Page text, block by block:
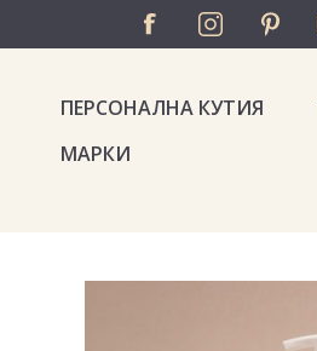
ПЕРСОНАЛНА КУТИЯ
МАРКИ